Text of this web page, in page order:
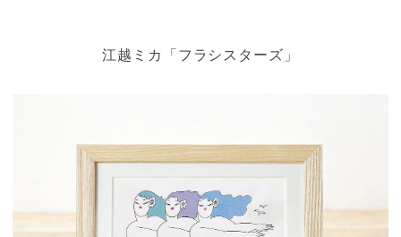
江越ミカ「フラシスターズ」